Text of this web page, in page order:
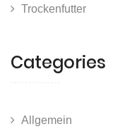
Trockenfutter
Categories
Allgemein